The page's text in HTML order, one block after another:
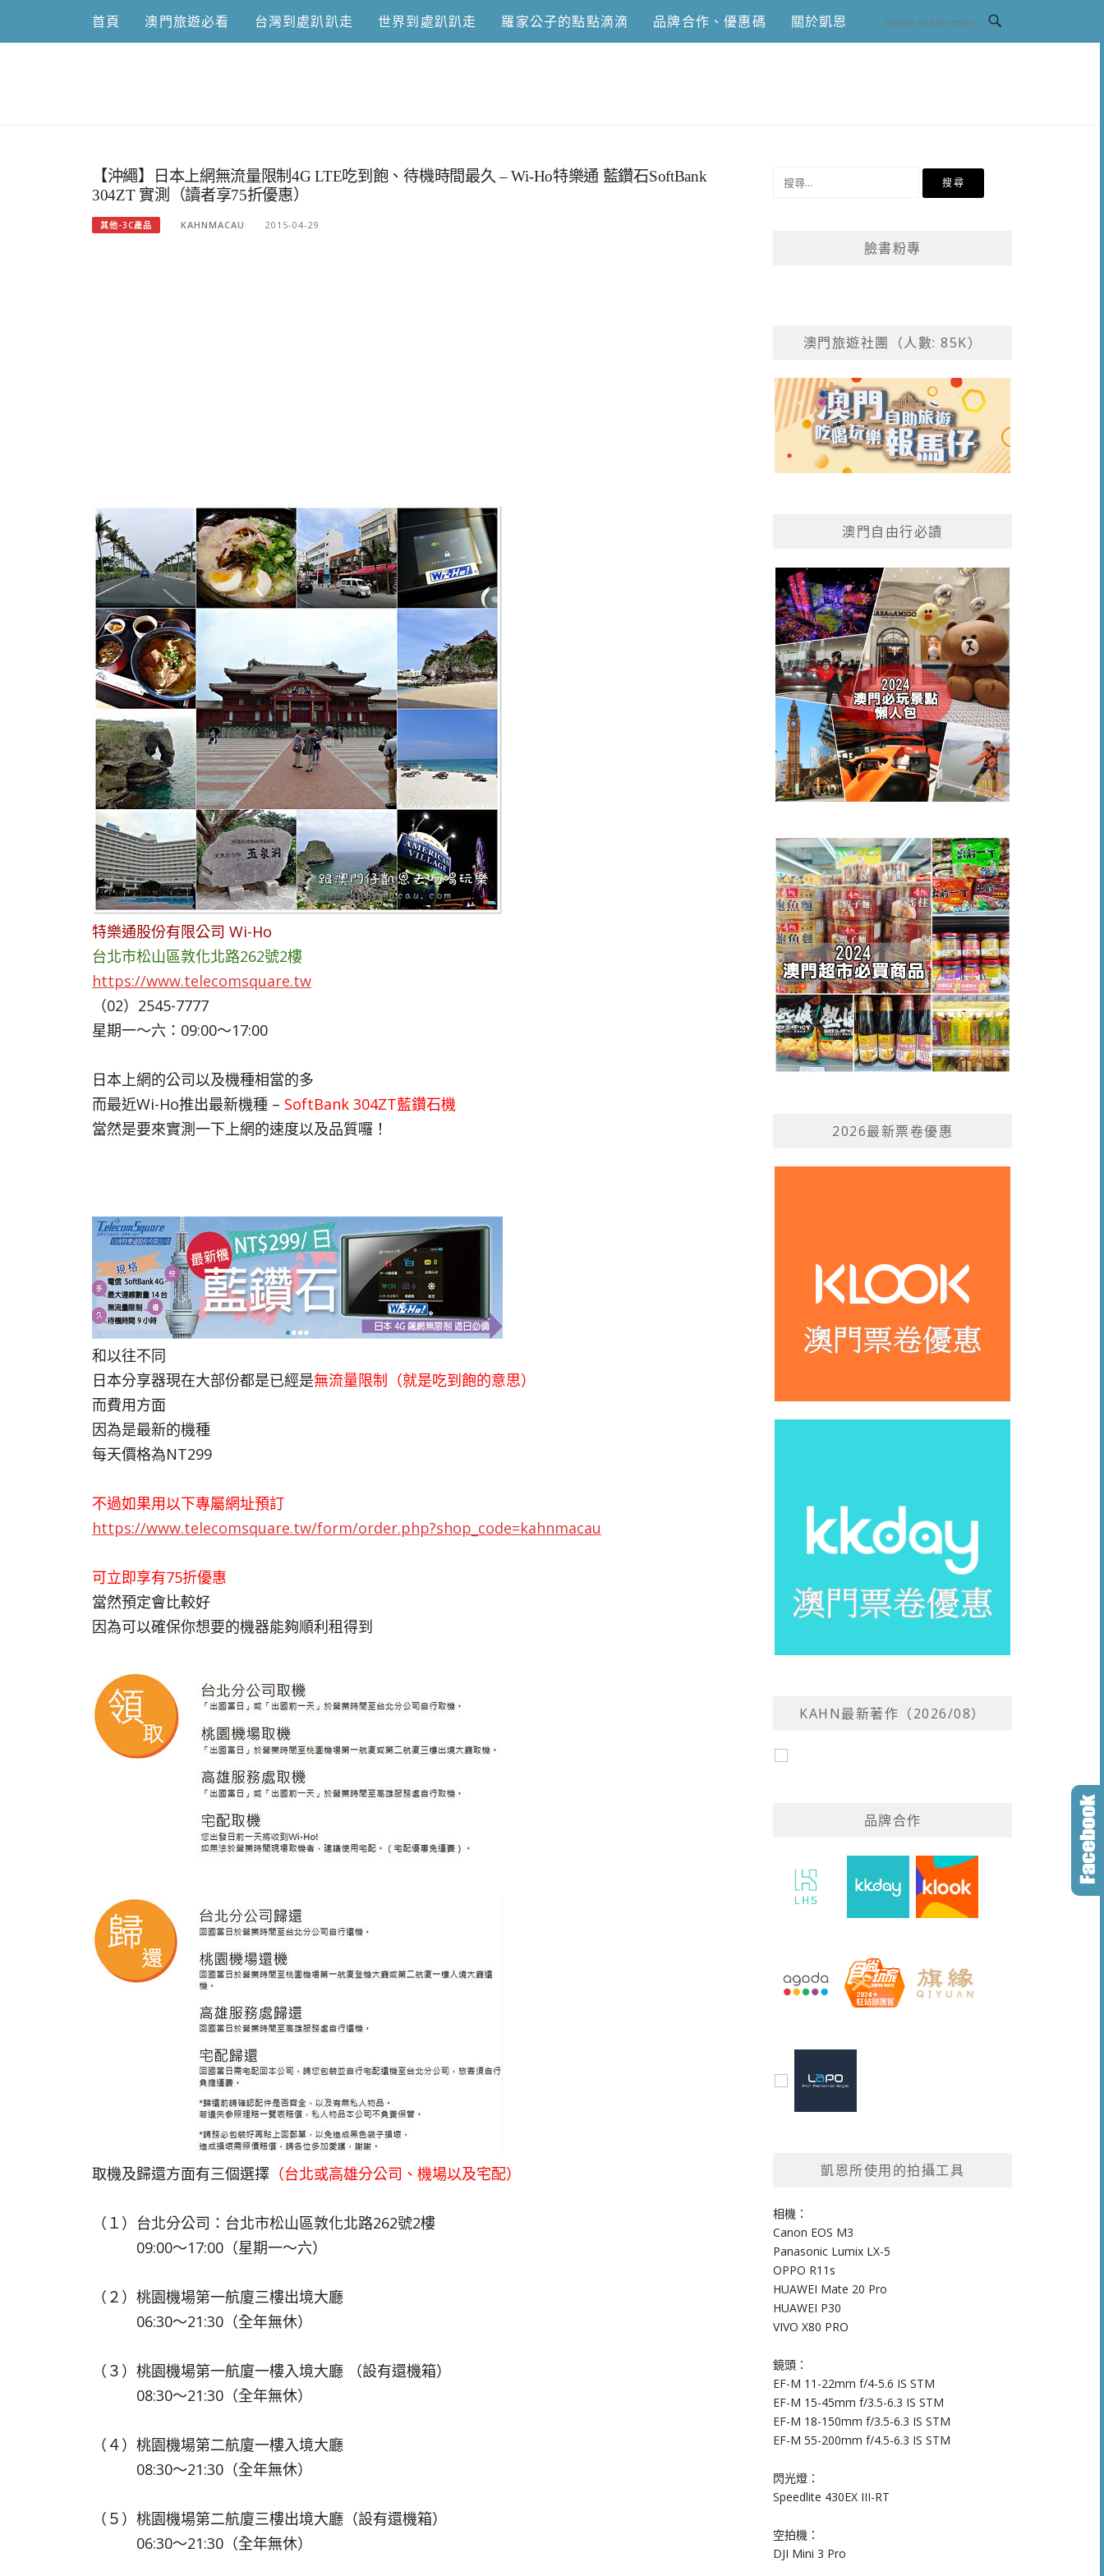
content
首頁 澳門旅遊必看 台灣到處趴趴走 世界到處趴趴走 羅家公子的點點滴滴 品牌合作、優惠碼 關於凱恩
【沖繩】日本上網無流量限制4G LTE吃到飽、待機時間最久 – Wi-Ho特樂通 藍鑽石SoftBank
304ZT 實測（讀者享75折優惠）
其他-3C產品 KAHNMACAU 2015-04-29
特樂通股份有限公司 Wi-Ho
台北市松山區敦化北路262號2樓
https://www.telecomsquare.tw
（02）2545-7777
星期一～六：09:00～17:00
日本上網的公司以及機種相當的多
而最近Wi-Ho推出最新機種 – SoftBank 304ZT藍鑽石機
當然是要來實測一下上網的速度以及品質囉！
和以往不同
日本分享器現在大部份都是已經是無流量限制（就是吃到飽的意思）
而費用方面
因為是最新的機種
每天價格為NT299
不過如果用以下專屬網址預訂
https://www.telecomsquare.tw/form/order.php?shop_code=kahnmacau
可立即享有75折優惠
當然預定會比較好
因為可以確保你想要的機器能夠順利租得到
取機及歸還方面有三個選擇 （台北或高雄分公司、 機場以及宅配）
（１）台北分公司：台北市松山區敦化北路262號2樓
09:00～17:00（星期一～六）
（２）桃園機場第一航廈三樓出境大廳
06:30～21:30（全年無休）
（３）桃園機場第一航廈一樓入境大廳 （設有還機箱）
08:30～21:30（全年無休）
（４）桃園機場第二航廈一樓入境大廳
08:30～21:30（全年無休）
（５）桃園機場第二航廈三樓出境大廳（設有還機箱）
06:30～21:30（全年無休）
臉書粉專
澳門旅遊社團（人數: 85K）
澳門自由行必讀
2026最新票卷優惠
KAHN最新著作（2026/08）
品牌合作
凱恩所使用的拍攝工具
相機：
Canon EOS M3
Panasonic Lumix LX-5
OPPO R11s
HUAWEI Mate 20 Pro
HUAWEI P30
VIVO X80 PRO
鏡頭：
EF-M 11-22mm f/4-5.6 IS STM
EF-M 15-45mm f/3.5-6.3 IS STM
EF-M 18-150mm f/3.5-6.3 IS STM
EF-M 55-200mm f/4.5-6.3 IS STM
閃光燈：
Speedlite 430EX III-RT
空拍機：
DJI Mini 3 Pro